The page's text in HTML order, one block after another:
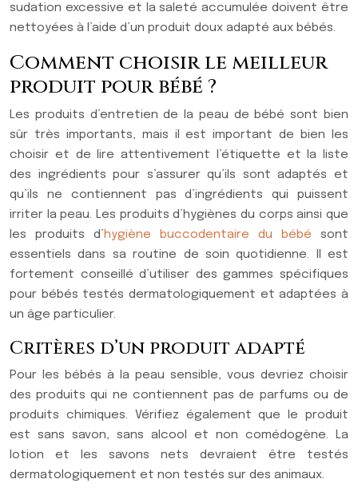
sudation excessive et la saleté accumulée doivent être
nettoyées à l’aide d’un produit doux adapté aux bébés.
Comment choisir le meilleur
produit pour bébé ?
Les produits d’entretien de la peau de bébé sont bien
sûr très importants, mais il est important de bien les
choisir et de lire attentivement l’étiquette et la liste
des ingrédients pour s’assurer qu’ils sont adaptés et
qu’ils ne contiennent pas d’ingrédients qui puissent
irriter la peau. Les produits d’hygiènes du corps ainsi que
les produits d’hygiène buccodentaire du bébé sont
essentiels dans sa routine de soin quotidienne. Il est
fortement conseillé d’utiliser des gammes spécifiques
pour bébés testés dermatologiquement et adaptées à
un âge particulier.
Critères d’un produit adapté
Pour les bébés à la peau sensible, vous devriez choisir
des produits qui ne contiennent pas de parfums ou de
produits chimiques. Vérifiez également que le produit
est sans savon, sans alcool et non comédogène. La
lotion et les savons nets devraient être testés
dermatologiquement et non testés sur des animaux.